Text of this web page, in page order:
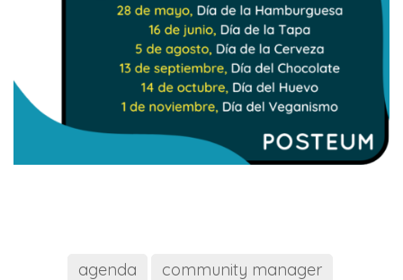
agenda community manager